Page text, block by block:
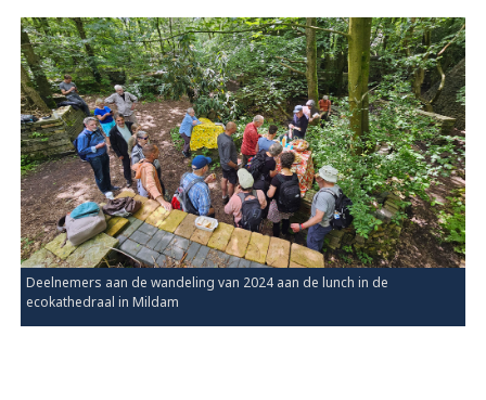
Deelnemers aan de wandeling van 2024 aan de lunch in de
ecokathedraal in Mildam